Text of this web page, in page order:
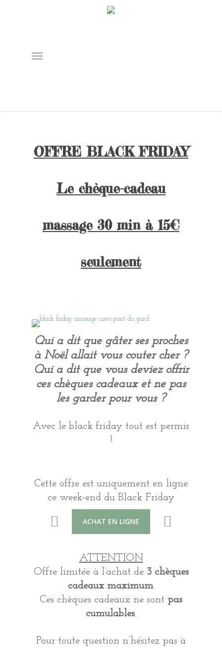
OFFRE BLACK FRIDAY
Le chèque-cadeau
massage 30 min à 15€
seulement
Qui a dit que gâter ses proches
à Noël allait vous couter cher ?
Qui a dit que vous deviez offrir
ces chèques cadeaux et ne pas
les garder pour vous ?
Avec le black friday tout est permis
!
Cette offre est uniquement en ligne
ce week-end du Black Friday
ACHAT EN LIGNE
ATTENTION
Offre limitée à l’achat de 3 chèques
cadeaux maximum.
Ces chèques cadeaux ne sont pas
cumulables.
Pour toute question n’hésitez pas à